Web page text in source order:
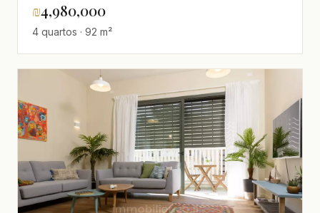
₪4,980,000
4 quartos · 92 m²